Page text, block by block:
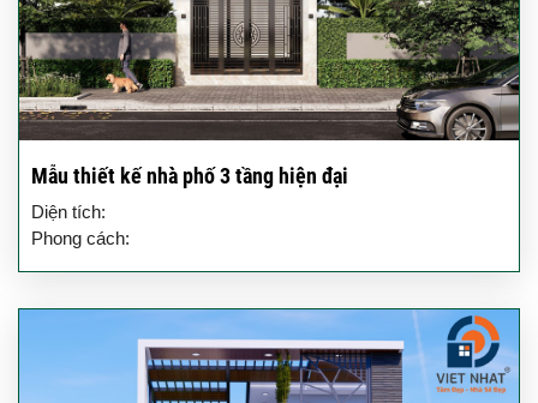
Mẫu thiết kế nhà phố 3 tầng hiện đại
Diện tích:
Phong cách: